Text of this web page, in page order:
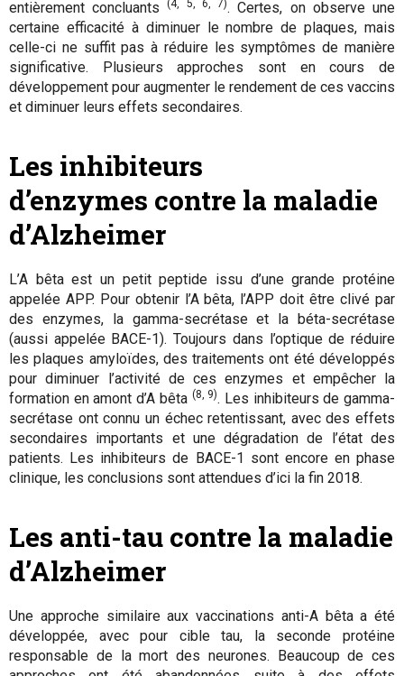
entièrement concluants(4, 5, 6, 7). Certes, on observe une
certaine efficacité à diminuer le nombre de plaques, mais
celle-ci ne suffit pas à réduire les symptômes de manière
significative. Plusieurs approches sont en cours de
développement pour augmenter le rendement de ces vaccins
et diminuer leurs effets secondaires.
Les inhibiteurs
d’enzymes contre la maladie
d’Alzheimer
L’A bêta est un petit peptide issu d’une grande protéine
appelée APP. Pour obtenir l’A bêta, l’APP doit être clivé par
des enzymes, la gamma-secrétase et la béta-secrétase
(aussi appelée BACE-1). Toujours dans l’optique de réduire
les plaques amyloïdes, des traitements ont été développés
pour diminuer l’activité de ces enzymes et empêcher la
formation en amont d’A bêta (8, 9). Les inhibiteurs de gamma-
secrétase ont connu un échec retentissant, avec des effets
secondaires importants et une dégradation de l’état des
patients. Les inhibiteurs de BACE-1 sont encore en phase
clinique, les conclusions sont attendues d’ici la fin 2018.
Les anti-tau contre la maladie
d’Alzheimer
Une approche similaire aux vaccinations anti-A bêta a été
développée, avec pour cible tau, la seconde protéine
responsable de la mort des neurones. Beaucoup de ces